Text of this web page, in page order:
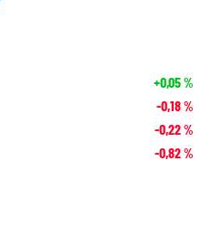
+0,05%
-0,18%
-0,22%
-0,82%